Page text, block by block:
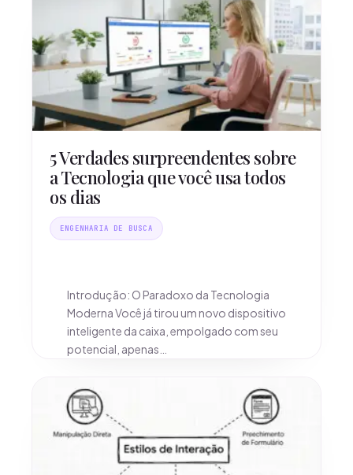
5 Verdades surpreendentes sobre
a Tecnologia que você usa todos
os dias
ENGENHARIA DE BUSCA
Introdução: O Paradoxo da Tecnologia
Moderna Você já tirou um novo dispositivo
inteligente da caixa, empolgado com seu
potencial, apenas…